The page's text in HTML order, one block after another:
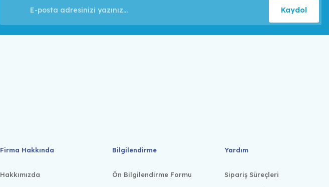
Kaydol
Firma Hakkında
Hakkımızda
Bilgilendirme
Ön Bilgilendirme Formu
Yardım
Sipariş Süreçleri